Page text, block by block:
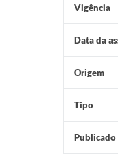
Vigência
Data da
Origem
Tipo
Publicado